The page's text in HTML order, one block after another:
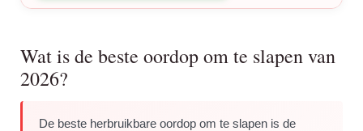
Wat is de beste oordop om te slapen van
2026?
De beste herbruikbare oordop om te slapen is de